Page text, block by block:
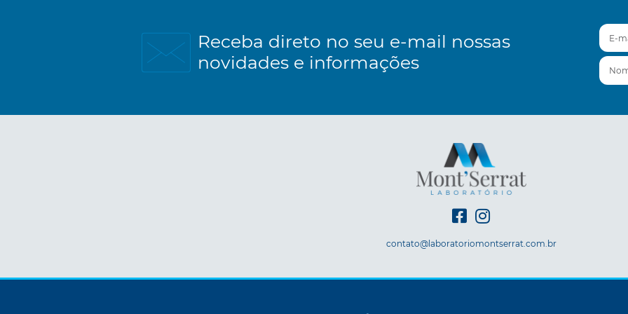
Receba direto no seu e-mail nossas
novidades e informações
E-mail
Nome
contato@laboratoriomontserrat.com.br